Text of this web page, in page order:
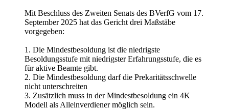
Mit Beschluss des Zweiten Senats des BVerfG vom 17.
September 2025 hat das Gericht drei Maßstäbe
vorgegeben:
1. Die Mindestbesoldung ist die niedrigste
Besoldungsstufe mit niedrigster Erfahrungsstufe, die es
für aktive Beamte gibt.
2. Die Mindestbesoldung darf die Prekaritätsschwelle
nicht unterschreiten
3. Zusätzlich muss in der Mindestbesoldung ein 4K
Modell als Alleinverdiener möglich sein.